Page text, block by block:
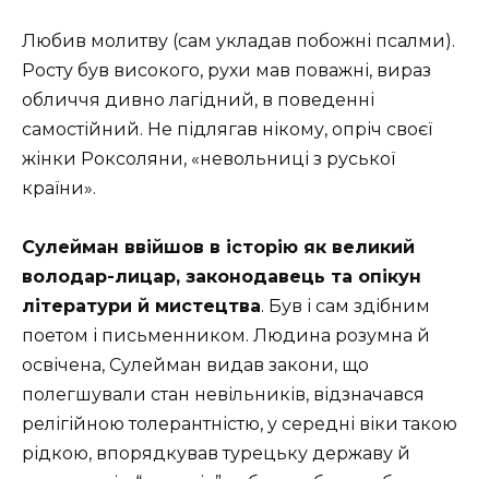
Любив молитву (сам укладав побожні псалми).
Росту був високого, рухи мав поважні, вираз
обличчя дивно лагідний, в поведенні
самостійний. Не підлягав нікому, опріч своєї
жінки Роксоляни, «невольниці з руської
країни».
Сулейман ввійшов в історію як великий
володар-лицар, законодавець та опікун
літератури й мистецтва. Був і сам здібним
поетом і письменником. Людина розумна й
освічена, Сулейман видав закони, що
полегшували стан невільників, відзначався
релігійною толерантністю, у середні віки такою
рідкою, впорядкував турецьку державу й